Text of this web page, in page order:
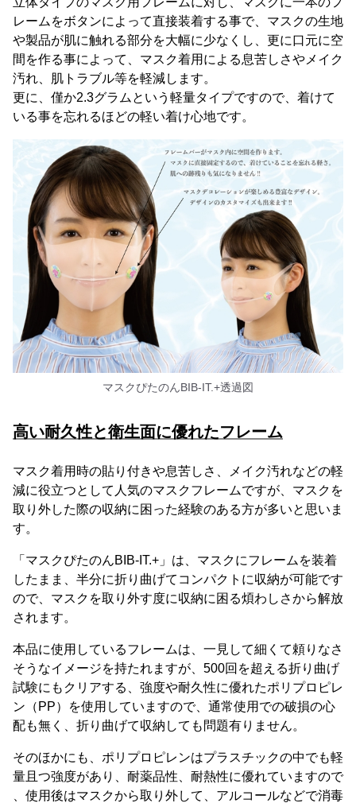
レームをボタンによって直接装着する事で、マスクの生地
や製品が肌に触れる部分を大幅に少なくし、更に口元に空
間を作る事によって、マスク着用による息苦しさやメイク
汚れ、肌トラブル等を軽減します。
更に、僅か2.3グラムという軽量タイプですので、着けて
いる事を忘れるほどの軽い着け心地です。
マスクぴたのんBIB-IT.+透過図
高い耐久性と衛生面に優れたフレーム
マスク着用時の貼り付きや息苦しさ、メイク汚れなどの軽
減に役立つとして人気のマスクフレームですが、マスクを
取り外した際の収納に困った経験のある方が多いと思いま
す。
「マスクぴたのんBIB-IT.+」は、マスクにフレームを装着
したまま、半分に折り曲げてコンパクトに収納が可能です
ので、マスクを取り外す度に収納に困る煩わしさから解放
されます。
本品に使用しているフレームは、一見して細くて頼りなさ
そうなイメージを持たれますが、500回を超える折り曲げ
試験にもクリアする、強度や耐久性に優れたポリプロピレ
ン（PP）を使用していますので、通常使用での破損の心
配も無く、折り曲げて収納しても問題有りません。
そのほかにも、ポリプロピレンはプラスチックの中でも軽
量且つ強度があり、耐薬品性、耐熱性に優れていますので
、使用後はマスクから取り外して、アルコールなどで消毒